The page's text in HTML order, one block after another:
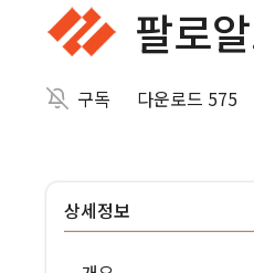
팔로
구독 다운로드 575
상세정보